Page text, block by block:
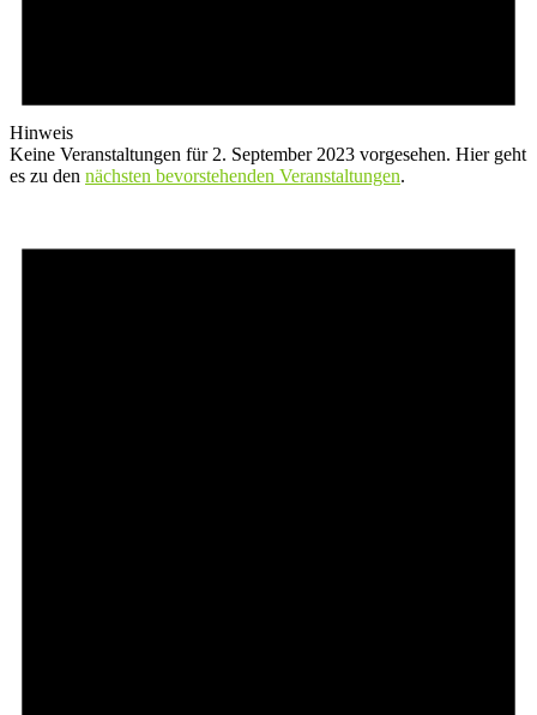
Hinweis
Keine Veranstaltungen für 2. September 2023 vorgesehen. Hier geht
es zu den nächsten bevorstehenden Veranstaltungen.